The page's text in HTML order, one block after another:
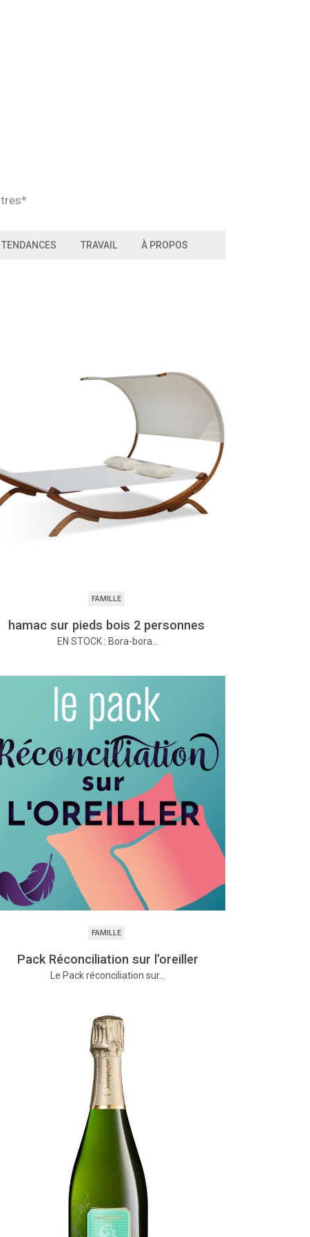
TENDANCES TRAVAIL À PROPOS
FAMILLE
hamac sur pieds bois 2 personnes
EN STOCK : Bora-bora…
FAMILLE
Pack Réconciliation sur l’oreiller
Le Pack réconciliation sur…